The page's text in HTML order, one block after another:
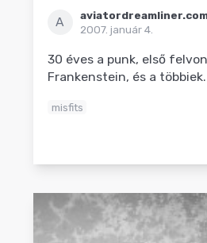
A
2007. január 4.
30 éves a punk, első
Frankenstein, és a többiek.
misfits